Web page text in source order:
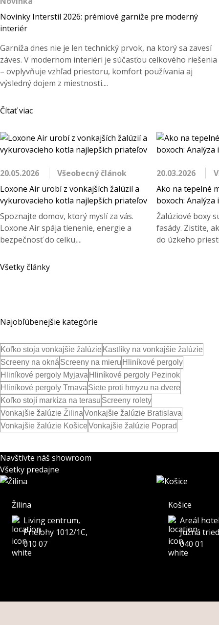
Novinky Interstil 2026: prémiové garniže pre moderný
interiér
Garniža dnes nie je len technický prvok, na ktorý sa zavesí
záves. V modernom interiéri je súčasťou celkového riešenia
– ovplyvňuje vzhľad priestoru, komfort používania aj
výsledný dojem z miestnosti....
Čítať viac
20.05.2026
Všeobecný článok
Loxone Air urobí z vonkajších žalúzií a
vykurovacieho kotla najlepších priateľov
Spoznajte domov, ktorý myslí za vás.
Loxone Air spája tienenie, energie a
bezpečnosť do celku,...
20.03.2026
Ako na tepelné
boxoch:
Žalúziové boxy
fasády. Zistite,
do úzkeho
Všetky články
Najobľúbenejšie kategórie
Koľko stoja vonkajšie žalúzie Kastlíky na vonkajšie žalúzie
Screeny na okná Screeny na mieru Hliníkové pergoly
Hliníkové pergoly Myjava Hliníkové pergoly Pezinok
Hliníkové pergoly Trnava Siete proti hmyzu na dvere
Koľko stojí markíza na terasu Screeny rolety
Vonkajšie žalúzie ŽilinaVonkajšie žalúzie Bratislava
Vonkajšie žalúzie KošiceVonkajšie žalúzie Poprad
Navštívte náš showroom
Všetky predajne
Žilina
Living centrum,
Prielohy 1012/1C,
010 07
Košice
Areál
Južná
040 01